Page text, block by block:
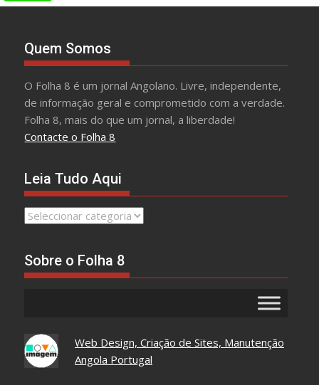
Quem Somos
O Folha 8 é um jornal Angolano. Livre, independente,
de informação geral e comprometido com a verdade.
Folha 8, mais do que um jornal, a liberdade!
Contacte o Folha 8
Leia Tudo Aqui
Leia
Sobre o Folha 8
Web Design, Criação de Sites, Manutenção
Angola Portugal